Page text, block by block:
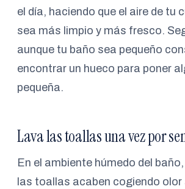
el día, haciendo que el aire de tu
sea más limpio y más fresco.
aunque tu baño sea pequeño
encontrar un hueco para poner
pequeña.
Lava las toallas una vez por
En el ambiente húmedo del
las toallas acaben cogiendo olor